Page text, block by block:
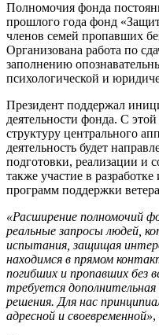
Полномочия фонда
прошлого года фонд
членов семей пропавших
Организована работа по
заполнению
психологической и
Президент поддержал
деятельности фонда. С
структуру центрального
деятельность будет
подготовки, реализации и
также участие в
программ поддержки
«Расширение полномочий
реальные запросы людей,
испытания, защищая
находимся в прямом
погибших и пропавших без
требуется
решения. Для нас
адресной и своевременной»,